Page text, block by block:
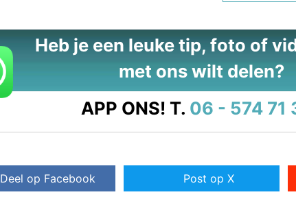
Heb je een leuke tip, foto of
met ons wilt delen?
APP ONS! T. 06 - 574 71
Deel op Facebook Post op X